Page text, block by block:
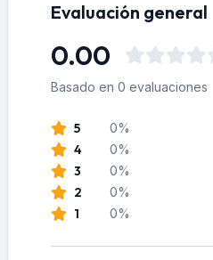
Evaluación general
0.00
Basado en 0 evaluaciones
5 0%
4 0%
3 0%
2 0%
1 0%